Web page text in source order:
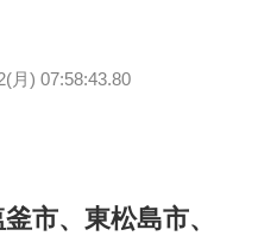
月) 07:58:43.80
市、東松島市、